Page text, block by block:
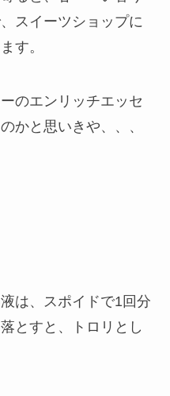
スイーツショップに
す。
のエンリッチエッセ
かと思いきや、、、
は、スポイドで1回分
とすと、トロリとし